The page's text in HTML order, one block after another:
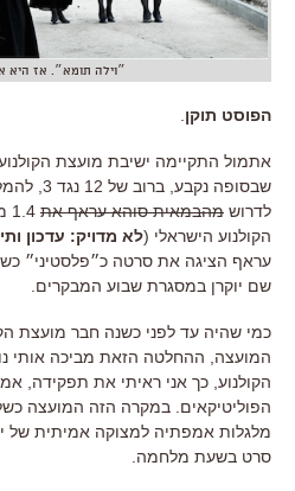
״וילה תומא״. אז
הפוסט תוקן.
אתמול התקיימה ישיבת מועצת
שבסופה
לדרוש מהבמאית סוהא עראף את
הקולנוע הישראלי (לא מדויק: עדכון
עראף הציגה את סרטה כ״פלסטיני״
שם יוקרן במסגרת שבוע המבקרים.
כמי שהיה עד לפני כשנה חבר מועצת
המועצה, ההחלטה הזאת מביכה אותי
הקולנוע, כך אני ראיתי את תפקידה,
הפוליטיקאים. במקרה הזה המועצה
מלגלות אמפתיה למצוקה אמיתית של
סרט בשעת מלחמה.